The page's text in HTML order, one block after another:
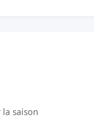
saison